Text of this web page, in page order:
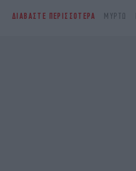
ΔΙΑΒΑΣΤΕ ΠΕΡΙΣΣΟΤΕΡΑ ΜΥΡΤΏ